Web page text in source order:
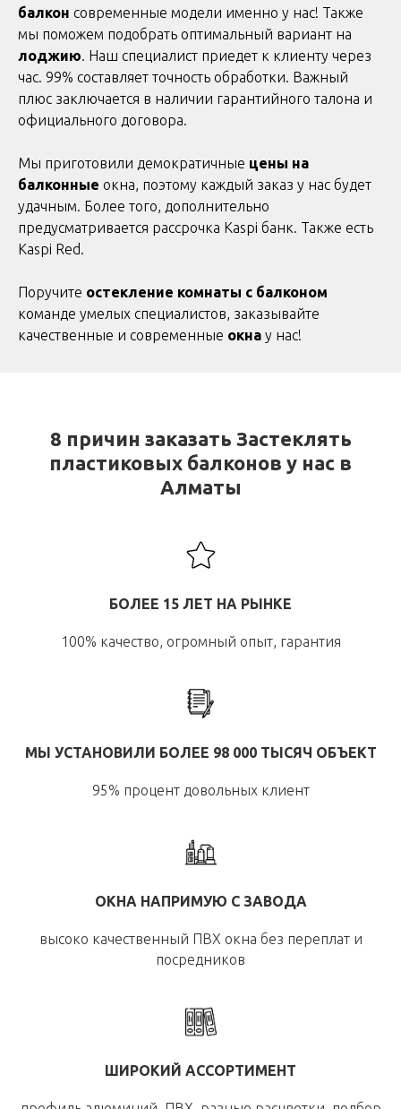
балкон современные модели именно у нас! Также
мы поможем подобрать оптимальный вариант на
лоджию. Наш специалист приедет к клиенту через
час. 99% составляет точность обработки. Важный
плюс заключается в наличии гарантийного талона и
официального договора.
Мы приготовили демократичные цены на
балконные окна, поэтому каждый заказ у нас будет
удачным. Более того, дополнительно
предусматривается рассрочка Kaspi банк. Также есть
Kaspi Red.
Поручите остекление комнаты с балконом
команде умелых специалистов, заказывайте
качественные и современные окна у нас!
8 причин заказать Застеклять
пластиковых балконов у нас в
Алматы
БОЛЕЕ 15 ЛЕТ НА РЫНКЕ
100% качество, огромный опыт, гарантия
МЫ УСТАНОВИЛИ БОЛЕЕ 98 000 ТЫСЯЧ ОБЪЕКТ
95% процент довольных клиент
ОКНА НАПРИМУЮ С ЗАВОДА
высоко качественный ПВХ окна без переплат и
посредников
ШИРОКИЙ АССОРТИМЕНТ